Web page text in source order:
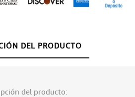
DEL PRODUCTO
del producto: